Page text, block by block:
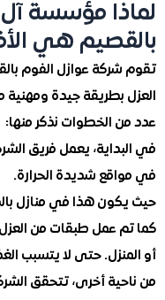
مؤسسة آل
هي
عوازل الفوم بالقصيم
جيدة ومهنية
الخطوات نذكر منها:
يعمل فريق الشركة
شديدة الحرارة.
هذا في منازل بالصحراء،
عمل طبقات من العزل المائي
حتى لا يتسبب الغذاء في
أخرى، تتحقق الشركة